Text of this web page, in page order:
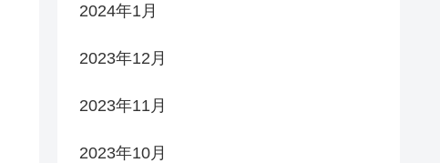
2024年1月
2023年12月
2023年11月
2023年10月